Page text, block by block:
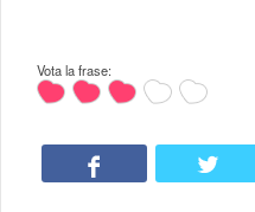
Vota la frase: